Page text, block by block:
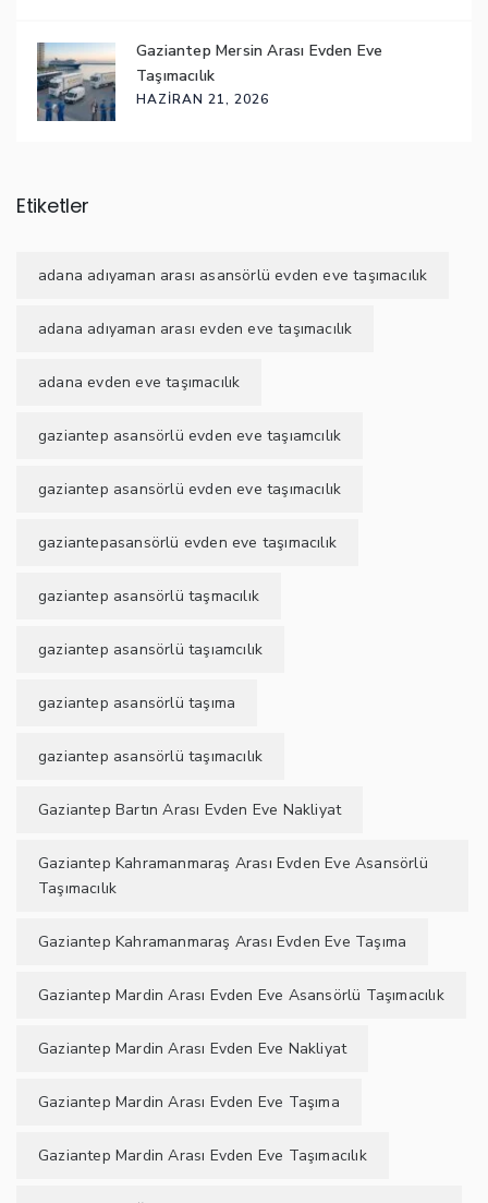
Gaziantep Mersin Arası Evden Eve
Taşımacılık
HAZIRAN 21, 2026
Etiketler
adana adıyaman arası asansörlü evden eve taşımacılık
adana adıyaman arası evden eve taşımacılık
adana evden eve taşımacılık
gaziantep asansörlü evden eve taşıamcılık
gaziantep asansörlü evden eve taşımacılık
gaziantepasansörlü evden eve taşımacılık
gaziantep asansörlü taşmacılık
gaziantep asansörlü taşıamcılık
gaziantep asansörlü taşıma
gaziantep asansörlü taşımacılık
Gaziantep Bartın Arası Evden Eve Nakliyat
Gaziantep Kahramanmaraş Arası Evden Eve Asansörlü
Taşımacılık
Gaziantep Kahramanmaraş Arası Evden Eve Taşıma
Gaziantep Mardin Arası Evden Eve Asansörlü Taşımacılık
Gaziantep Mardin Arası Evden Eve Nakliyat
Gaziantep Mardin Arası Evden Eve Taşıma
Gaziantep Mardin Arası Evden Eve Taşımacılık